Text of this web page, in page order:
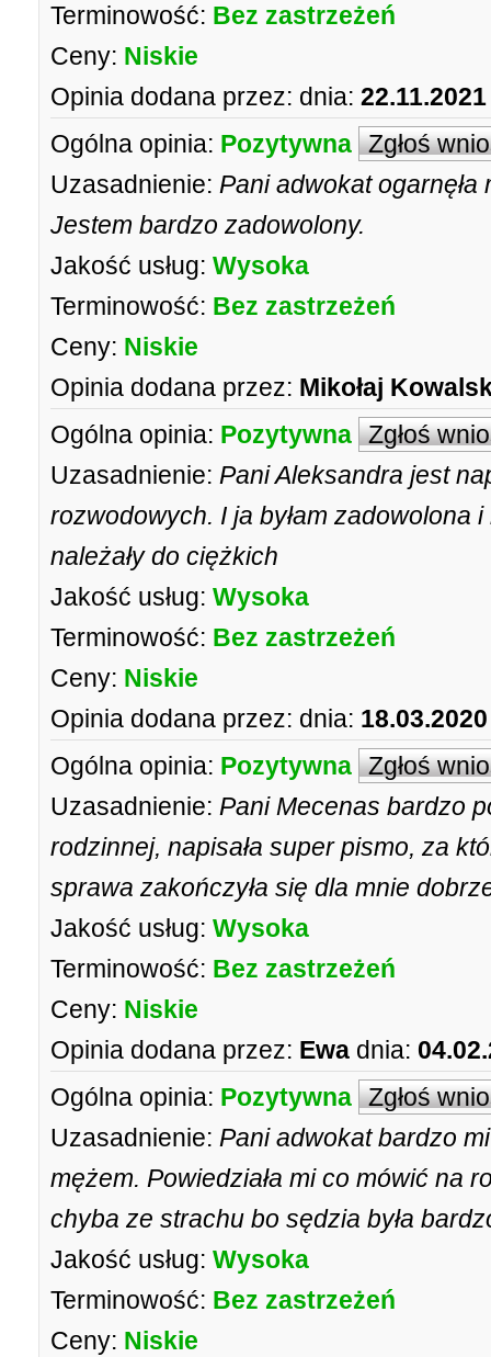
Terminowość: Bez zastrzeżeń
Ceny: Niskie
Opinia dodana przez: dnia:
Ogólna opinia: Pozytywna Zgłoś
Uzasadnienie: Pani adwokat
Jestem bardzo zadowolony.
Jakość usług: Wysoka
Terminowość: Bez zastrzeżeń
Ceny: Niskie
Opinia dodana przez: Mikołaj
Ogólna opinia: Pozytywna Zgłoś
Uzasadnienie: Pani Aleksandra jest
rozwodowych. I ja byłam zadowolona
należały do ciężkich
Jakość usług: Wysoka
Terminowość: Bez zastrzeżeń
Ceny: Niskie
Opinia dodana przez: dnia:
Ogólna opinia: Pozytywna Zgłoś
Uzasadnienie: Pani Mecenas bardzo
rodzinnej, napisała super pismo, za
sprawa zakończyła się dla mnie
Jakość usług: Wysoka
Terminowość: Bez zastrzeżeń
Ceny: Niskie
Opinia dodana przez: Ewa dnia:
Ogólna opinia: Pozytywna Zgłoś
Uzasadnienie: Pani adwokat bardzo
mężem. Powiedziała mi co mówić na
chyba ze strachu bo sędzia była
Jakość usług: Wysoka
Terminowość: Bez zastrzeżeń
Ceny: Niskie